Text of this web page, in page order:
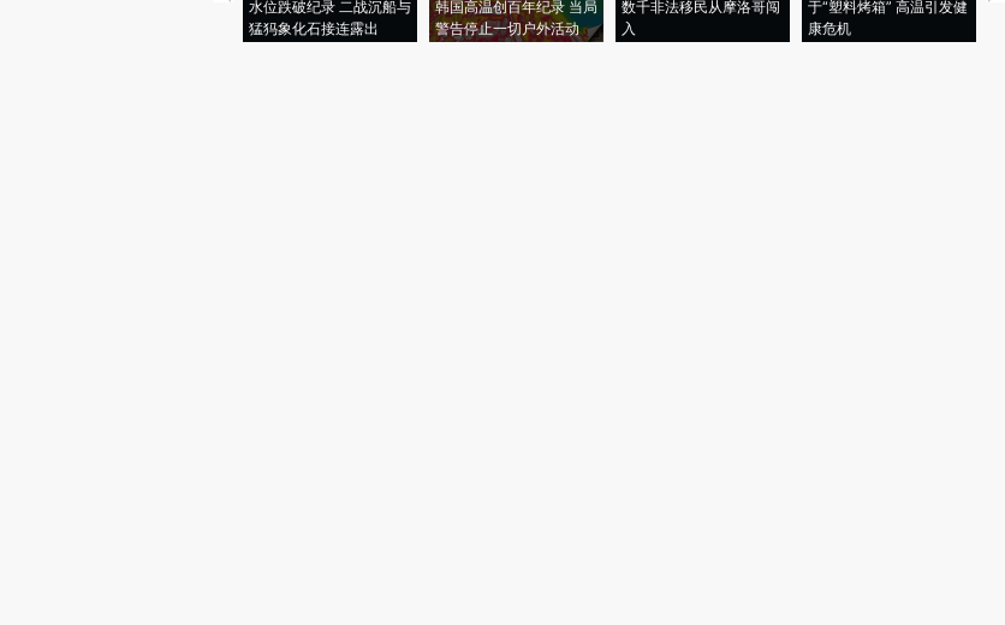
水位跌破纪录 二战沉船与
猛犸象化石接连露出
韩国高温创百年纪录 当局
警告停止一切户外活动
数千非法移民从摩洛哥闯
入
于“塑料烤箱” 高温引发健
康危机